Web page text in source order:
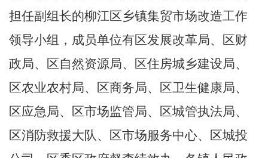
担任副组长的柳江区乡镇集贸市场改造工作
领导小组，成员单位有区发展改革局、 区财
政局、
区自然资源局、 区住房城乡建设局、
区农业农村局、 区商务局、 区卫生健康局、
区应急局、 区市场监管局、 区城管执法局、
区消防救援大队、 区市场服务中心、区城投